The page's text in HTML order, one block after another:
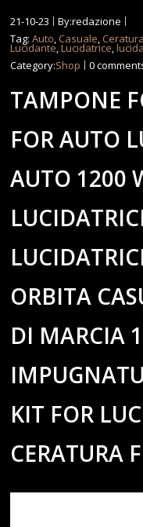
21-10-23
By:redazione
Tag:Auto, Casuale, Ceratura
Lucidante,Lucidatrice,
Category:Shop 0
TAMPONE
FOR AUTO
AUTO 1200
ORBITA
DI MARCIA
KIT FOR
CERATURA